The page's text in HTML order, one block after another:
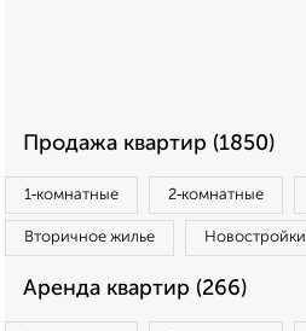
Продажа квартир (1850)
1‑комнатные 2‑комнатные
Вторичное жилье Новостройки
Аренда квартир (266)